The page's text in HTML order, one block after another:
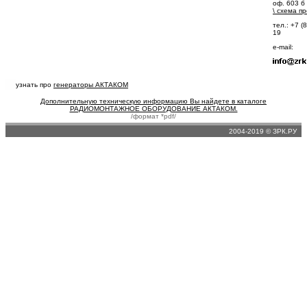
оф. 603 б
\ схема
тел.: +7
19
e-mail:
узнать про генераторы АКТАКОМ
Дополнительную техническую информацию Вы найдете в каталоге
РАДИОМОНТАЖНОЕ ОБОРУДОВАНИЕ АКТАКОМ.
/формат *pdf/
2004-2019 © ЗРК.РУ